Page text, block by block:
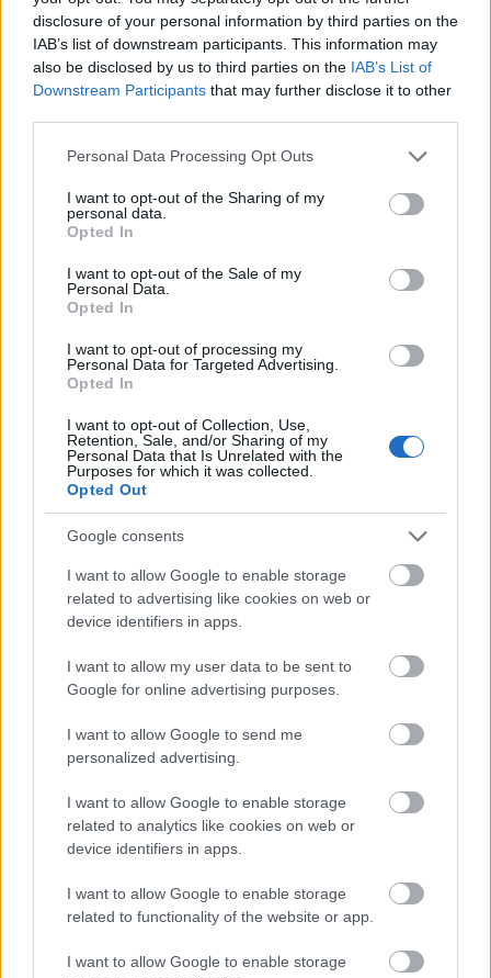
disclosure of your personal information by third parties on the
IAB’s list of downstream participants. This information may
also be disclosed by us to third parties on the IAB’s List of
Downstream Participants that may further disclose it to other
Please note that this website/app uses one or more Google
not limited to your visit or usage behaviour. You may click to
grant or deny consent to Google and its third-party tags to
use your data for below specified purposes in below Google
consent section.
Personal Data Processing Opt Outs
I want to opt-out of the Sharing of my
personal data.
Opted In
I want to opt-out of the Sale of my
Personal Data.
Opted In
I want to opt-out of processing my
Personal Data for Targeted Advertising.
Opted In
I want to opt-out of Collection, Use,
Retention, Sale, and/or Sharing of my
Personal Data that Is Unrelated with the
Purposes for which it was collected.
Opted Out
Google consents
I want to allow Google to enable storage
related to advertising like cookies on web or
device identifiers in apps.
I want to allow my user data to be sent to
Google for online advertising purposes.
I want to allow Google to send me
personalized advertising.
I want to allow Google to enable storage
related to analytics like cookies on web or
device identifiers in apps.
I want to allow Google to enable storage
related to functionality of the website or app.
I want to allow Google to enable storage
οδικά έργα και τα εκτιμώμενα
χρονοδιαγράμματα
BEST OFINTERNET
ΣΕΦ: Επαναπροκηρύσσεται η ενεργειακή
αναβάθμιση - Γιατί ακυρώθηκε ο πρώτος
διαγωνισμός
Τζέφρι Μονκαντά: Ποιος είναι ο «εγκέφαλος» που
εμπιστεύτηκε ο Βαγγέλης Μαρινάκης
Μάριους Κράιγκερ Λιντ: Ο ποδοσφαιριστής που
παίζει στο Conference χωρίς δεξί χέρι (vid)!